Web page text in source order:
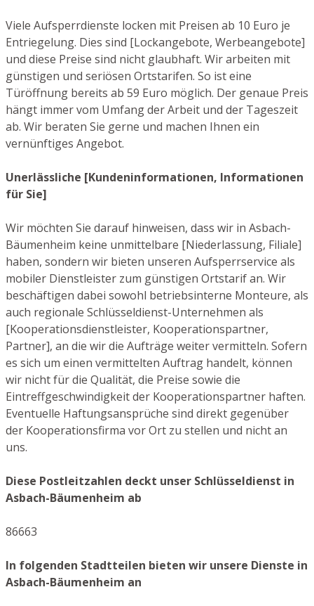
Viele Aufsperrdienste locken mit Preisen ab 10 Euro je
Entriegelung. Dies sind [Lockangebote, Werbeangebote]
und diese Preise sind nicht glaubhaft. Wir arbeiten mit
günstigen und seriösen Ortstarifen. So ist eine
Türöffnung bereits ab 59 Euro möglich. Der genaue Preis
hängt immer vom Umfang der Arbeit und der Tageszeit
ab. Wir beraten Sie gerne und machen Ihnen ein
vernünftiges Angebot.
Unerlässliche [Kundeninformationen, Informationen
für Sie]
Wir möchten Sie darauf hinweisen, dass wir in Asbach-
Bäumenheim keine unmittelbare [Niederlassung, Filiale]
haben, sondern wir bieten unseren Aufsperrservice als
mobiler Dienstleister zum günstigen Ortstarif an. Wir
beschäftigen dabei sowohl betriebsinterne Monteure, als
auch regionale Schlüsseldienst-Unternehmen als
[Kooperationsdienstleister, Kooperationspartner,
Partner], an die wir die Aufträge weiter vermitteln. Sofern
es sich um einen vermittelten Auftrag handelt, können
wir nicht für die Qualität, die Preise sowie die
Eintreffgeschwindigkeit der Kooperationspartner haften.
Eventuelle Haftungsansprüche sind direkt gegenüber
der Kooperationsfirma vor Ort zu stellen und nicht an
uns.
Diese Postleitzahlen deckt unser Schlüsseldienst in
Asbach-Bäumenheim ab
86663
In folgenden Stadtteilen bieten wir unsere Dienste in
Asbach-Bäumenheim an